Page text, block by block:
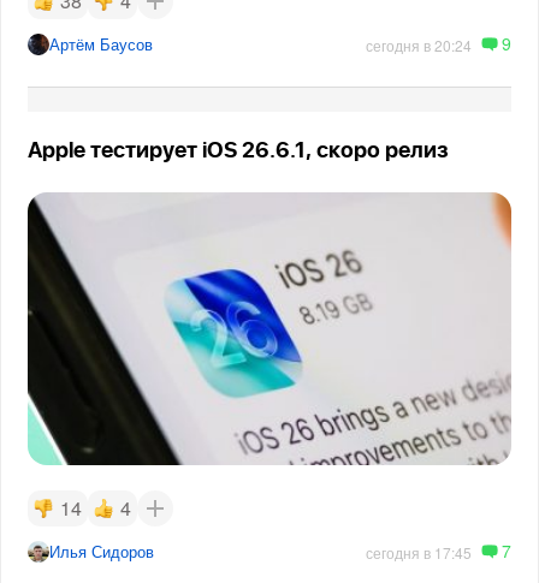
Артём Баусов сегодня в 20:24 9
Apple тестирует iOS 26.6.1, скоро релиз
14 4
Илья Сидоров сегодня в 17:45 7